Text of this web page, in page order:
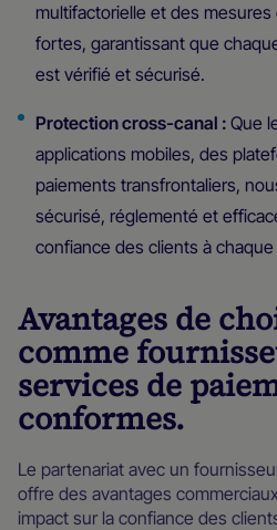
multifactorielle et des
fortes, garantissant que
est vérifié et sécurisé.
Protection cross-canal : Que
applications mobiles, des
paiements transfrontaliers,
sécurisé, réglementé et
confiance des clients à
Avantages de
comme
services de
conformes.
Le partenariat avec un
offre des avantages
impact sur la confiance des